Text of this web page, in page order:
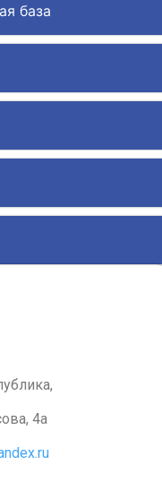
база
4а